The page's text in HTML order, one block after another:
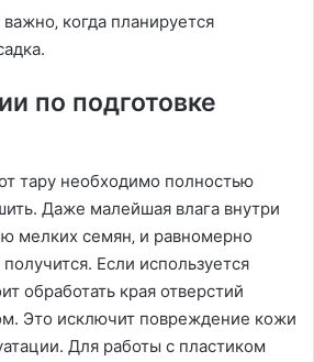
когда планируется
по подготовке
тару необходимо полностью
Даже малейшая влага внутри
мелких семян‚ и равномерно
Если используется
обработать края отверстий
Это исключит повреждение кожи
Для работы с пластиком